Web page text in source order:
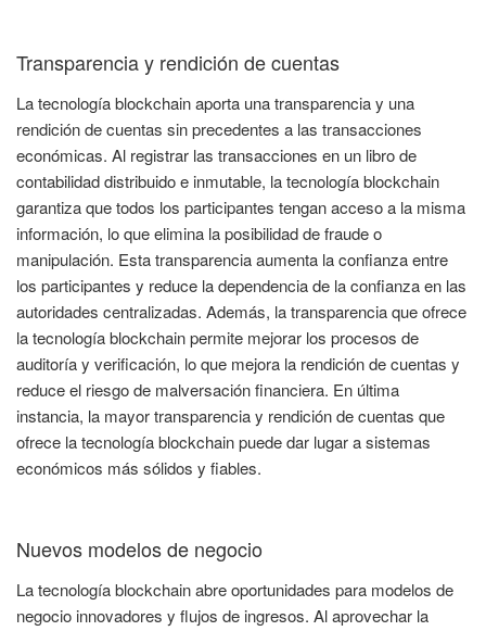
Transparencia y rendición de cuentas
La tecnología blockchain aporta una transparencia y una
rendición de cuentas sin precedentes a las transacciones
económicas. Al registrar las transacciones en un libro de
contabilidad distribuido e inmutable, la tecnología blockchain
garantiza que todos los participantes tengan acceso a la misma
información, lo que elimina la posibilidad de fraude o
manipulación. Esta transparencia aumenta la confianza entre
los participantes y reduce la dependencia de la confianza en las
autoridades centralizadas. Además, la transparencia que ofrece
la tecnología blockchain permite mejorar los procesos de
auditoría y verificación, lo que mejora la rendición de cuentas y
reduce el riesgo de malversación financiera. En última
instancia, la mayor transparencia y rendición de cuentas que
ofrece la tecnología blockchain puede dar lugar a sistemas
económicos más sólidos y fiables.
Nuevos modelos de negocio
La tecnología blockchain abre oportunidades para modelos de
negocio innovadores y flujos de ingresos. Al aprovechar la